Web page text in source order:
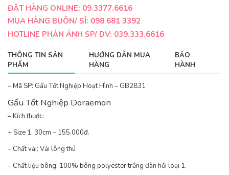
ĐẶT HÀNG ONLINE: 09.3377.6616
MUA HÀNG BUÔN/ SỈ: 098 681 3392
HOTLINE PHẢN ÁNH SP/ DV: 039.333.6616
THÔNG TIN SẢN
PHẨM
HƯỚNG DẪN MUA
HÀNG
BẢO
HÀNH
– Mã SP: Gấu Tốt Nghiệp Hoạt Hình – GB2831
Gấu Tốt Nghiệp Doraemon
– Kích thước:
+ Size 1: 30cm – 155.000đ.
– Chất vải: Vải lông thú
– Chất liệu bông: 100% bông polyester trắng đàn hồi loại 1.